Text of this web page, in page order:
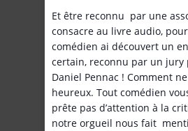
Et être reconnu par une
consacre au livre audio,
comédien ai découvert un
certain, reconnu par un jury
Daniel Pennac ! Comment
heureux. Tout comédien
prête pas d’attention à la
notre orgueil nous fait